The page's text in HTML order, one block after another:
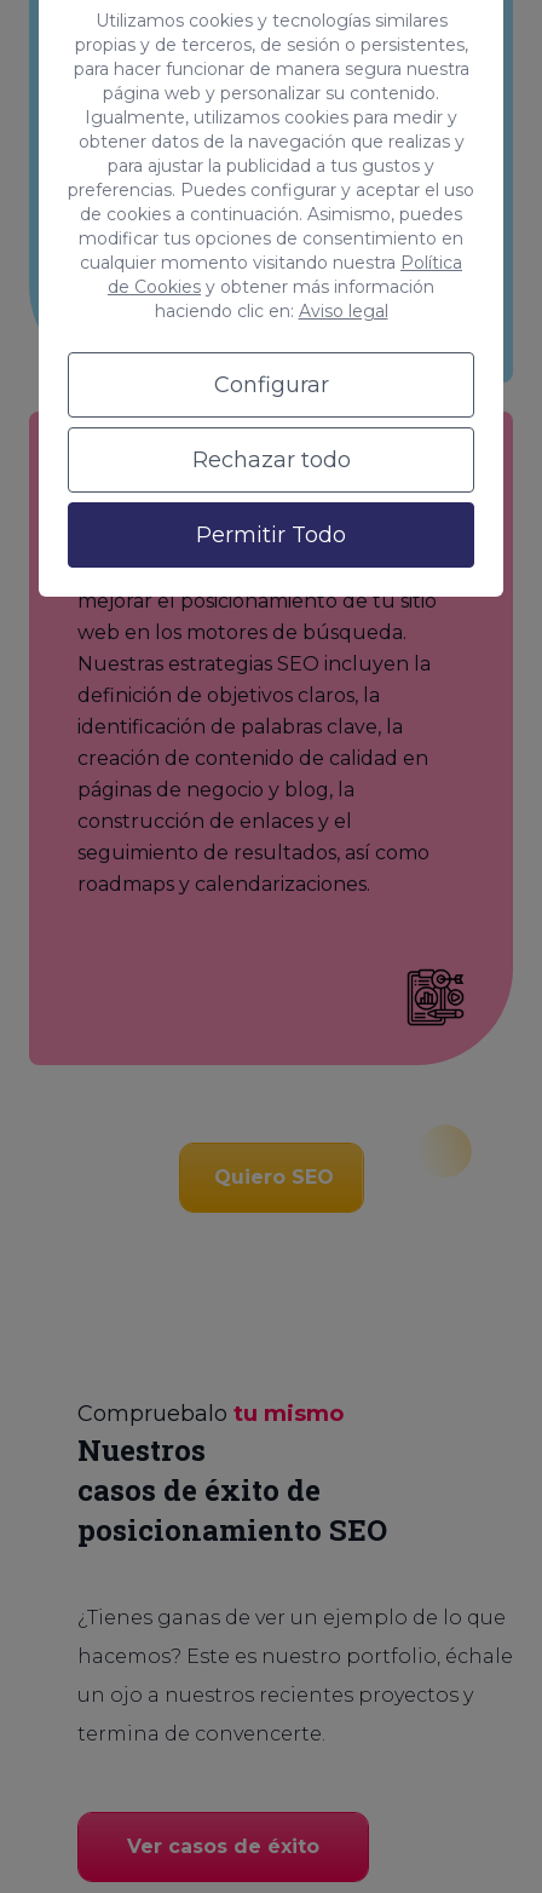
Utilizamos cookies y tecnologías similares
propias y de terceros, de sesión o persistentes,
para hacer funcionar de manera segura nuestra
página web y personalizar su contenido.
Igualmente, utilizamos cookies para medir y
obtener datos de la navegación que realizas y
para ajustar la publicidad a tus gustos y
preferencias. Puedes configurar y aceptar el uso
de cookies a continuación. Asimismo, puedes
modificar tus opciones de consentimiento en
cualquier momento visitando nuestra Política
de Cookies y obtener más información
haciendo clic en: Aviso legal
Configurar
Rechazar todo
Permitir Todo
Desarrollaremos contenido de alta
calidad y relevante que atraiga a tu
público objetivo y se posicione bien en
los motores de búsqueda. Tenemos
profesionales en español, inglés y
alemán in-house para cubrir el
mercado internacional.
Estrategia SEO
Desarrollaremos un plan de acción
detallado que describe cómo se va a
mejorar el posicionamiento de tu sitio
web en los motores de búsqueda.
Nuestras estrategias SEO incluyen la
definición de objetivos claros, la
identificación de palabras clave, la
creación de contenido de calidad en
páginas de negocio y blog, la
construcción de enlaces y el
seguimiento de resultados, así como
roadmaps y calendarizaciones.
Quiero SEO
Compruebalo tu mismo
Nuestros
casos de éxito de
posicionamiento SEO
¿Tienes ganas de ver un ejemplo de lo que
hacemos? Este es nuestro portfolio, échale
un ojo a nuestros recientes proyectos y
termina de convencerte.
Ver casos de éxito